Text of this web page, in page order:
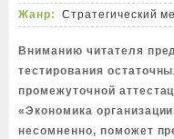
Жанр:
Стратегический
Вниманию читателя
тестирования
промежуточной
«Экономика
несомненно, поможет